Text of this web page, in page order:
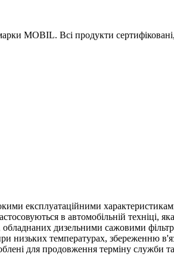
MOBIL. Всі продукти
експлуатаційними
в автомобільній
дизельними сажовими
низьких температурах, збереженню
для продовження терміну служби